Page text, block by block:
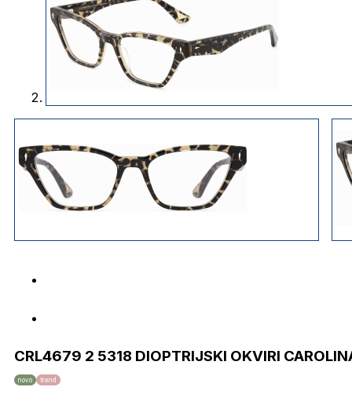
CRL4679 2 5318 DIOPTRIJSKI OKVIRI
novo trend